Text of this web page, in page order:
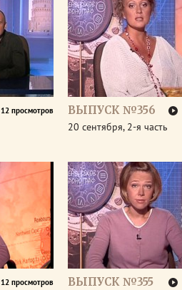
12 просмотров ВЫПУСК №356
20 сентября, 2-я часть
12 просмотров ВЫПУСК №355